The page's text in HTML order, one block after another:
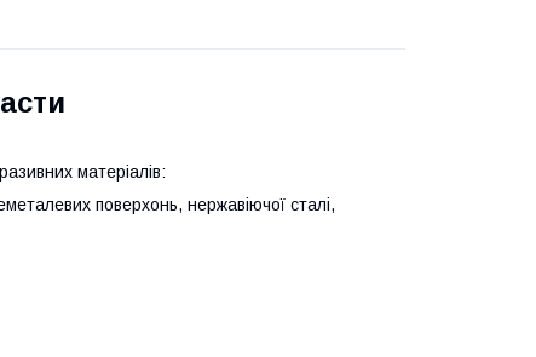
матеріалів:
поверхонь, нержавіючої сталі,